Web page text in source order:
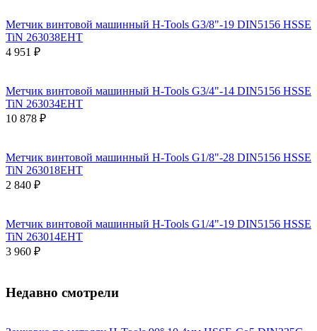
Метчик винтовой машинный H-Tools G3/8"-19 DIN5156 HSSE
TiN 263038EHT
4 951 ₽
Метчик винтовой машинный H-Tools G3/4"-14 DIN5156 HSSE
TiN 263034EHT
10 878 ₽
Метчик винтовой машинный H-Tools G1/8"-28 DIN5156 HSSE
TiN 263018EHT
2 840 ₽
Метчик винтовой машинный H-Tools G1/4"-19 DIN5156 HSSE
TiN 263014EHT
3 960 ₽
Недавно смотрели